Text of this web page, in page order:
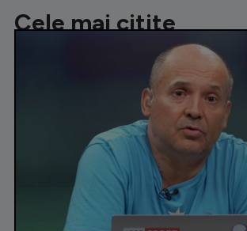
Cele mai citite